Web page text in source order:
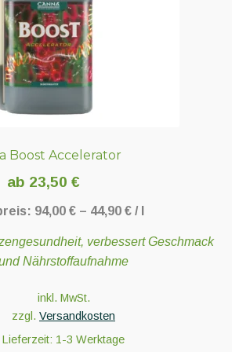
Boost Accelerator
ab 23,50€
94,00 €– 44,90 €/
verbessert Geschmack
Nährstoffaufnahme
inkl. MwSt.
zzgl. Versandkosten
Lieferzeit: 1-3 Werktage